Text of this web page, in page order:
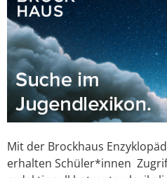
Mit der Brockhaus
erhalten Schüler*innen